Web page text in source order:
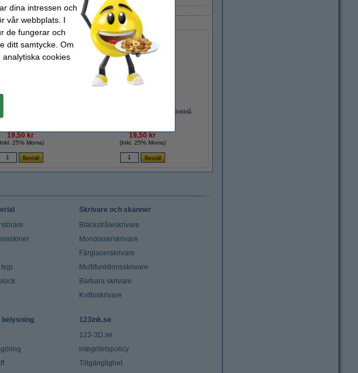
19,50 kr
25% Moms)
Refill | Pentel Energel LR7 | mörkblå
19,50 kr
(Inkl. 25% Moms)
Skrivare och skanner
Bläckstråleskrivare
Monolaserskrivare
Färglaserskrivare
Multifunktionsskrivare
Bärbara skrivare
Kvittoskrivare
belysning
123ink.se
123-3D.se
integritetspolicy
Tillgänglighet
dina intressen och
vår webbplats. I
de fungerar och
ditt samtycke. Om
cookies